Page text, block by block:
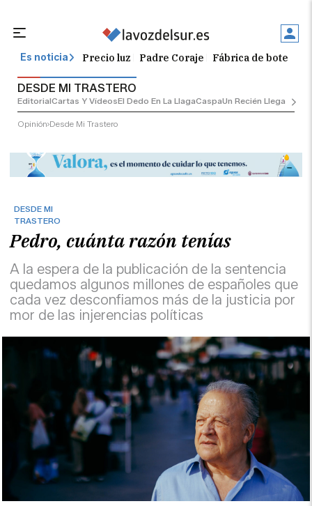
Es noticia Precio luz Padre Coraje Fábrica de botellas
DESDE MI TRASTERO
EditorialCartas Y VídeosEl Dedo En La LlagaCaspaUn Recién Llegado
Opinión Desde Mi Trastero
DESDE MI
TRASTERO
Pedro, cuánta razón tenías
A la espera de la publicación de la sentencia
quedamos algunos millones de españoles que
cada vez desconfiamos más de la justicia por
mor de las injerencias políticas